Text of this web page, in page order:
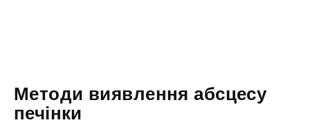
Методи виявлення абсцесу
печінки